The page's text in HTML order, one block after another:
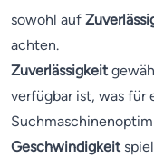
sowohl auf
achten.
Zuverlässigkeit
verfügbar ist, was für
Geschwindigkeit